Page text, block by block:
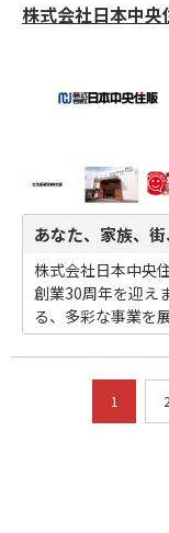
株式会社日本中央
あなた、家族、
株式会社日本中央
創業30周年を迎え
る、多彩な事業を
1 2